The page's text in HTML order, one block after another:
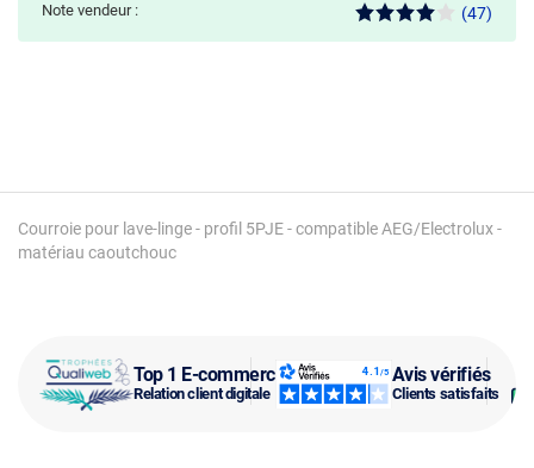
Top 1 E-commerce
Relation client digitale
Avis vérifiés
Clients satisfaits
Courroie pour lave-linge - profil 5PJE - compatible AEG/Electrolux -
matériau caoutchouc
Note vendeur : (47)